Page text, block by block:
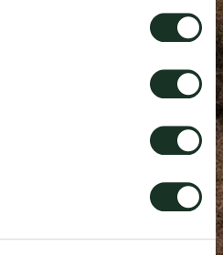
ineke
karel